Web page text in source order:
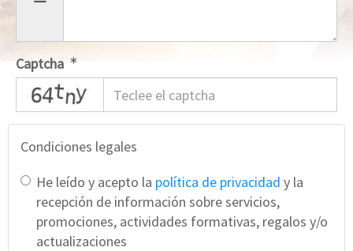
Captcha
captcha
Condiciones legales
He leído y acepto la política de privacidad y la
recepción de información sobre servicios,
promociones, actividades formativas, regalos y/o
actualizaciones